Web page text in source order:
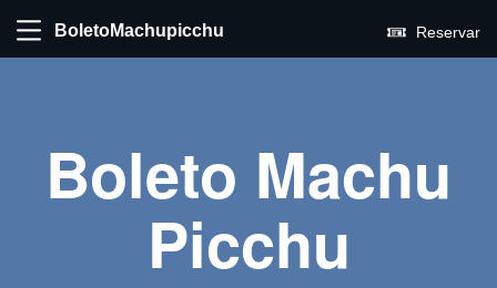
BoletoMachupicchu Reservar
Boleto Machu
Picchu